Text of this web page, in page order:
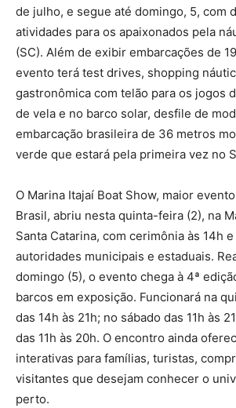
de julho, e segue até domingo, 5, com
atividades para os apaixonados pela
(SC). Além de exibir embarcações de
evento terá test drives, shopping
gastronômica com telão para os jogos
de vela e no barco solar, desfile de
embarcação brasileira de 36 metros
verde que estará pela primeira vez no
O Marina Itajaí Boat Show, maior
Brasil, abriu nesta quinta-feira (2), na
Santa Catarina, com cerimônia às 14h
autoridades municipais e estaduais.
domingo (5), o evento chega à 4ª
barcos em exposição. Funcionará na
das 14h às 21h; no sábado das 11h às
das 11h às 20h. O encontro ainda
interativas para famílias, turistas,
visitantes que desejam conhecer o
perto.